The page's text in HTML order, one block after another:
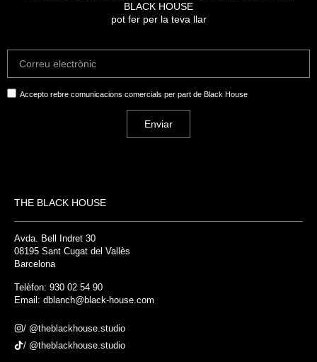
BLACK HOUSE
pot fer per la teva llar
Accepto rebre comunicacions comercials per part de Black House
Enviar
THE BLACK HOUSE
Avda. Bell Indret 30
08195 Sant Cugat del Vallès
Barcelona
Telèfon: 930 02 54 90
Email: dblanch@black-house. com
/ @theblackhouse.studio
/ @theblackhouse.studio